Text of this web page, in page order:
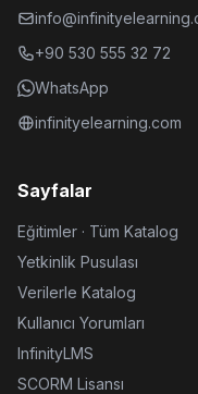
+90 530 555 32 72
WhatsApp
infinityelearning.com
Sayfalar
Eğitimler · Tüm Katalog
Yetkinlik Pusulası
Verilerle Katalog
Kullanıcı Yorumları
InfinityLMS
SCORM Lisansı